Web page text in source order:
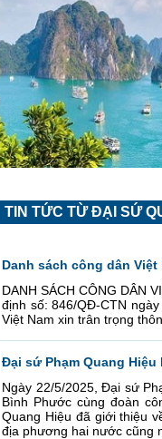
TIN TỨC TỪ ĐẠI SỨ
Danh sách công dân
DANH SÁCH CÔNG DÂN
định số: 846/QĐ-CTN
Việt Nam xin trân trọng
Đại sứ Phạm Quang
Ngày 22/5/2025, Đại sứ
Bình Phước cùng đoàn
Quang Hiệu đã giới thiệu
địa phương hai nước cũng